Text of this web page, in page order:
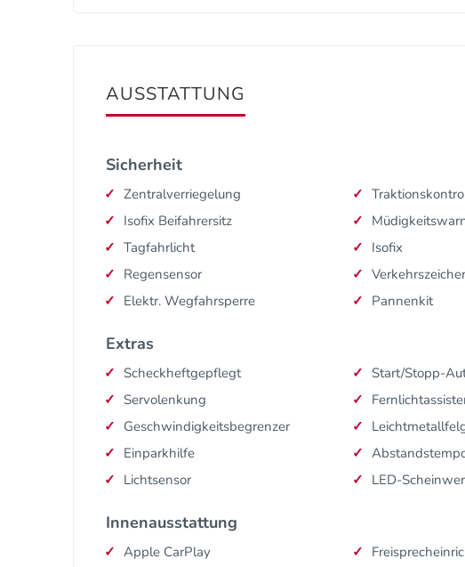
AUSSTATTUNG
Sicherheit
Zentralverriegelung
Isofix Beifahrersitz
Tagfahrlicht
Regensensor
Elektr. Wegfahrsperre
Isofix
Pannenkit
Extras
Scheckheftgepflegt
Servolenkung
Geschwindigkeitsbegrenzer
Einparkhilfe
Lichtsensor
Start/Stopp-
LED-
Innenausstattung
Apple CarPlay